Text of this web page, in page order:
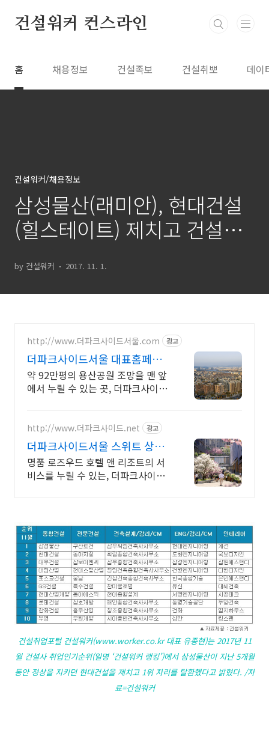
건설워커 컨스라인
홈 채용정보 건설족보 건설취뽀 데이
건설워커/채용정보
삼성물산(래미안), 현대건설
(힐스테이트) 제치고 건설취
by 건설워커 2017. 11. 1.
http://www.더파크사이드서울.com 광고
더파크사이드서울 대표홈페이
지 현대건설의 대규모 프로젝
트!
약 92만평의 용산공원 조망을 맨 앞
에서 누릴 수 있는 곳, 더파크사이드
http://www.더파크사이드.net 광고
더파크사이드서울 스위트 상담
신세계백화점 프리미엄 몰까지
명품 로즈우드 호텔 앤 리조트의 서
비스를 누릴 수 있는, 더파크사이드
건설취업포털 건설워커(www.worker.co.kr 대표 유종현)는 2017년 11
월 건설사 취업인기순위(일명 ‘건설워커 랭킹’)에서 삼성물산이 지난 5개월
동안 정상을 지키던 현대건설을 제치고 1위 자리를 탈환했다고 밝혔다. /자
료=건설워커